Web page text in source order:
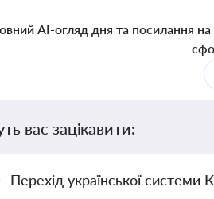
AI-огляд дня та посилання на
вас зацікавити:
Перехід української системи